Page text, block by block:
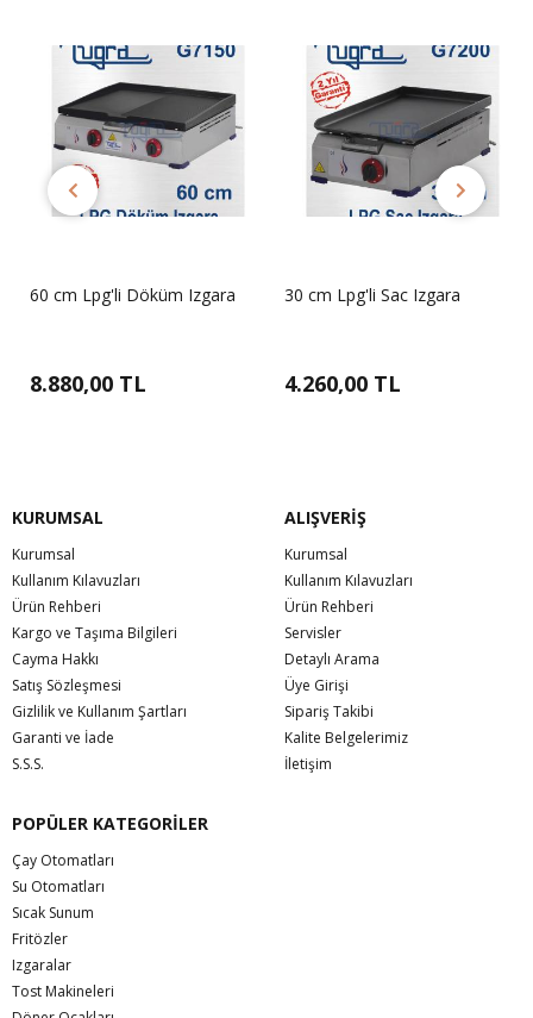
60 cm Lpg'li Döküm Izgara
8.880,00 TL
30 cm Lpg'li Sac Izgara
4.260,00 TL
KURUMSAL
Kurumsal
Kullanım Kılavuzları
Ürün Rehberi
Kargo ve Taşıma Bilgileri
Cayma Hakkı
Satış Sözleşmesi
Gizlilik ve Kullanım Şartları
Garanti ve İade
S.S.S.
ALIŞVERİŞ
Kurumsal
Kullanım Kılavuzları
Ürün Rehberi
Servisler
Detaylı Arama
Üye Girişi
Sipariş Takibi
Kalite Belgelerimiz
İletişim
POPÜLER KATEGORİLER
Çay Otomatları
Su Otomatları
Sıcak Sunum
Fritözler
Izgaralar
Tost Makineleri